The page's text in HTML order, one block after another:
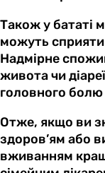
Також у бататі
можуть
Надмірне
живота чи
головного
Отже, якщо ви
здоров’ям або
вживанням